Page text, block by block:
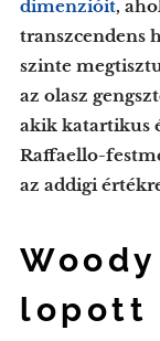
dimenzióit,
transzcendens
szinte
az olasz
akik katartikus
Raffaello-
az addigi
lopott